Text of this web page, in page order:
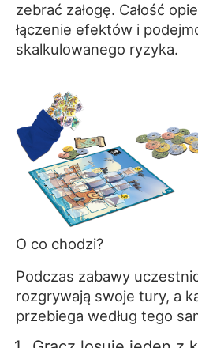
zebrać załogę. Całość
łączenie efektów i
skalkulowanego ryzyka.
O co chodzi?
Podczas zabawy
rozgrywają swoje tury, a
przebiega według tego